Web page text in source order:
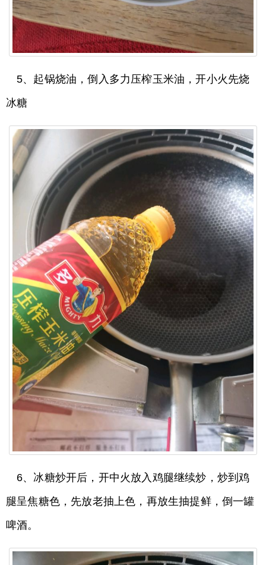
5、起锅烧油，倒入多力压榨玉米油，开小火先烧
冰糖
6、冰糖炒开后，开中火放入鸡腿继续炒，炒到鸡
腿呈焦糖色，先放老抽上色，再放生抽提鲜，倒一罐
啤酒。